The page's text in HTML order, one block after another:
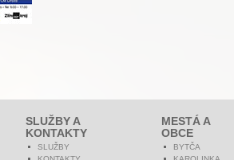
SLUŽBY A
KONTAKTY
SLUŽBY
MESTÁ A
OBCE
BYTČA